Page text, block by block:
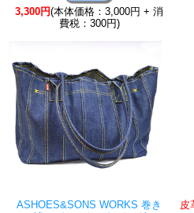
3,300円(本体価格：3,000円 + 消
費税：300円)
ASHOES&SONS WORKS 巻き
皮